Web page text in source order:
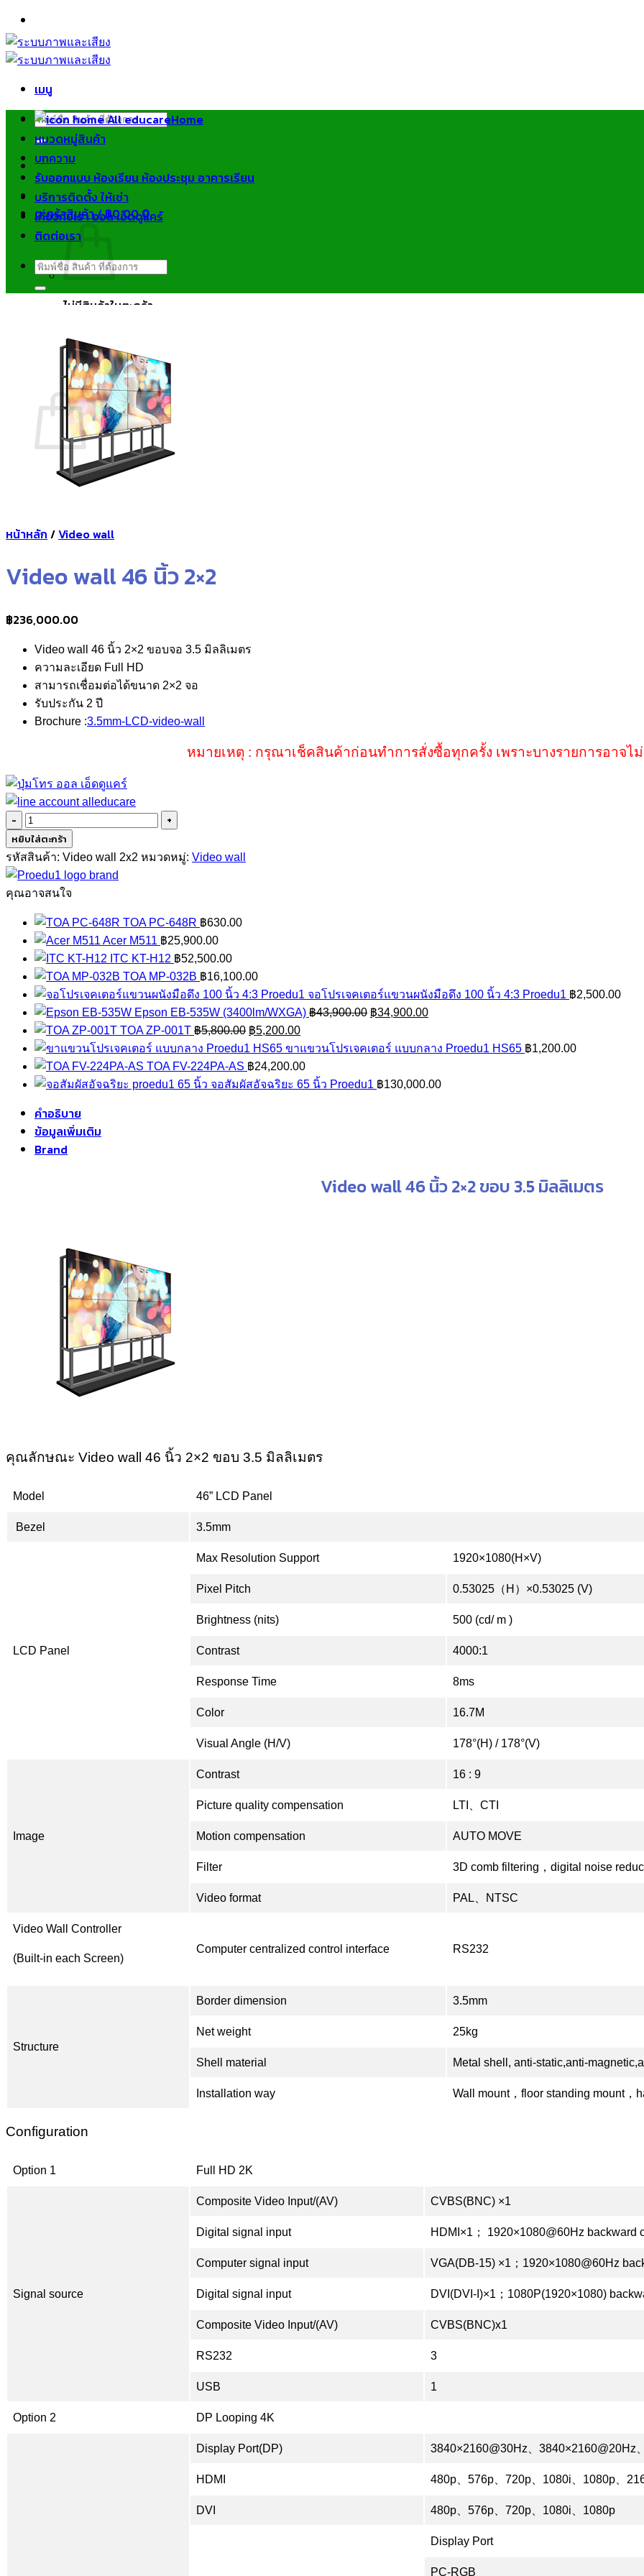
ข้าม
ไป
ยัง
เมนู
ค้นหา:
ตะกร้าสินค้า /฿0.000
ไม่มีสินค้าในตะกร้า
กลับสู่หน้าร้านค้า
ตะกร้าสินค้า
ไม่มีสินค้าในตะกร้า
Home
หมวดหมู่สินค้า
บทความ
รับออกแบบ ห้องเรียน ห้องประชุม อาคารเรียน
บริการติดตั้ง ให้เช่า
เกี่ยวกับเรา ออล เอ็ดดูแคร์
ติดต่อเรา
ค้นหา:
หน้าหลัก /Video wall
Video wall 46 นิ้ว 2×2
฿236,000.00
Video wall 46 นิ้ว 2×2 ขอบจอ 3.5 มิลลิเมตร
ความละเอียด Full HD
สามารถเชื่อมต่อได้ขนาด 2×2 จอ
รับประกัน 2 ปี
Brochure :3.5mm-LCD-video-wall
หมายเหตุ : กรุณาเช็คสินค้าก่อนทำการสั่งซื้อทุกครั้ง เพราะบางรายการอาจ
จำนวน
Video
wall
46
นิ้ว
ชิ้น
หยิบใส่ตะกร้า
รหัสสินค้า: Video wall 2x2 หมวดหมู่: Video wall
คุณอาจสนใจ
TOA PC-648R ฿630.00
Acer M511 ฿25,900.00
ITC KT-H12 ฿52,500.00
TOA MP-032B ฿16,100.00
จอโปรเจคเตอร์แขวนผนังมือดึง 100 นิ้ว 4:3 Proedu1 ฿2,500.00
Epson EB-535W (3400lm/WXGA) ฿43,900.00 Original
was:
฿34,900.00Current
is:
TOA ZP-001T ฿5,800.00 Original
price
was:
฿5,800.00.
฿5,200.00Current
price
is:
฿5,200.00.
ขาแขวนโปรเจคเตอร์ แบบกลาง Proedu1 HS65 ฿1,200.00
TOA FV-224PA-AS ฿24,200.00
จอสัมผัสอัจฉริยะ 65 นิ้ว Proedu1 ฿130,000.00
คำอธิบาย
ข้อมูลเพิ่มเติม
Brand
Video wall 46 นิ้ว 2×2 ขอบ 3.5 มิลลิเมตร
คุณลักษณะ Video wall 46 นิ้ว 2×2 ขอบ 3.5 มิลลิเมตร
Model 46” LCD Panel
Bezel 3.5mm
LCD Panel
Max Resolution Support 1920×1080(H×V)
Pixel Pitch 0.53025（H）×0.53025 (V)
Brightness (nits) 500 (cd/ m )
Contrast 4000:1
Response Time 8ms
Color 16.7M
Visual Angle (H/V) 178°(H) / 178°(V)
Image
Contrast 16 : 9
Picture quality compensation LTI、CTI
Motion compensation AUTO MOVE
Filter 3D comb filtering，digital noise
Video format PAL、NTSC
Video Wall Controller
(Built-in each Screen)
Computer centralized control interface RS232
Structure
Border dimension 3.5mm
Net weight 25kg
Shell material Metal shell, anti-static,anti-
Installation way Wall mount，floor standing mount，
Configuration
Option 1 Full HD 2K
Signal source
Composite Video Input/(AV) CVBS(BNC) ×1
Digital signal input HDMI×1； 1920×1080@60Hz backward
Computer signal input VGA(DB-15) ×1；1920×1080@60Hz
Digital signal input DVI(DVI-I)×1；1080P(1920×1080)
Composite Video Input/(AV) CVBS(BNC)x1
RS232 3
USB 1
Option 2 DP Looping 4K
Display Port(DP) 3840×2160@30Hz、3840×2160@20Hz
HDMI 480p、576p、720p、1080i、1080p、
DVI 480p、576p、720p、1080i、1080p
Display Port
PC-RGB